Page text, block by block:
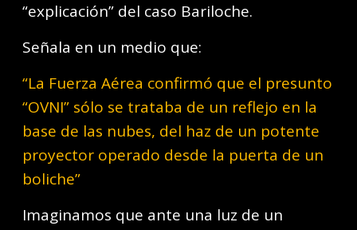
“explicación” del caso Bariloche.
Señala en un medio que:
“La Fuerza Aérea confirmó que el presunto
“OVNI” sólo se trataba de un reflejo en la
base de las nubes, del haz de un potente
proyector operado desde la puerta de un
boliche”
Imaginamos que ante una luz de un